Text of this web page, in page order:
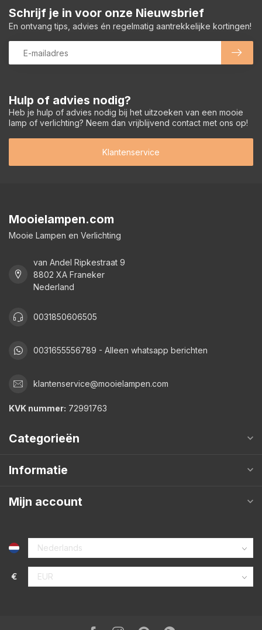
Hulp of advies nodig?
Heb je hulp of advies nodig bij het uitzoeken van een mooie
lamp of verlichting? Neem dan vrijblijvend contact met ons op!
Klantenservice
Schrijf je in voor onze Nieuwsbrief
En ontvang tips, advies én regelmatig aantrekkelijke kortingen!
Mooielampen.com
Mooie Lampen en Verlichting
van Andel Ripkestraat 9
8802 XA Franeker
Nederland
0031850606505
0031655556789 - Alleen whatsapp berichten
klantenservice@mooielampen.com
KVK nummer: 72991763
Categorieën
Informatie
Mijn account
€